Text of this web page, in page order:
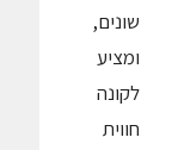
שונים,
ומציע
לקונה
חווית